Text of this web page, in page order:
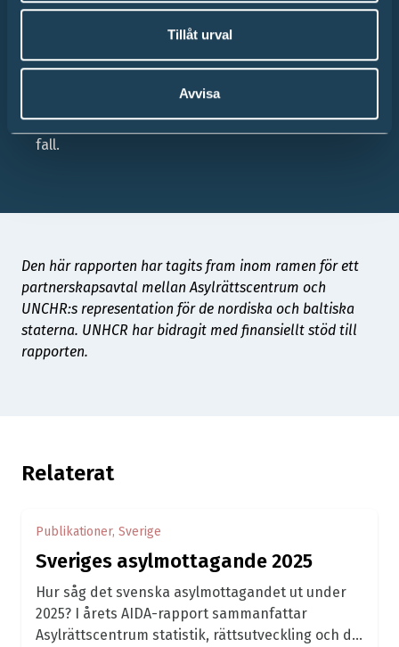
Tillåt urval
Avvisa
Utforma tydligare riktlinjer för när personer i
behov av särskilda förfarandegarantier inte kan
process.
Säkerställ att en tillräcklig bedömning av barnets
bästa och barnets egna asylskäl görs varje enskilt
fall.
Den här rapporten har tagits fram inom ramen för ett
partnerskapsavtal mellan Asylrättscentrum och
UNCHR:s representation för de nordiska och baltiska
staterna. UNHCR har bidragit med finansiellt stöd till
rapporten.
Relaterat
Publikationer, Sverige
Sveriges asylmottagande 2025
Hur såg det svenska asylmottagandet ut under
2025? I årets AIDA-rapport sammanfattar
Asylrättscentrum statistik, rättsutveckling och de